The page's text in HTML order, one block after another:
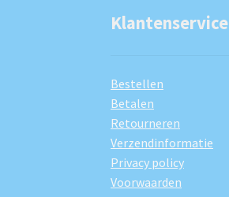
Klantenservice
Bestellen
Betalen
Retourneren
Verzendinformatie
Privacy policy
Voorwaarden